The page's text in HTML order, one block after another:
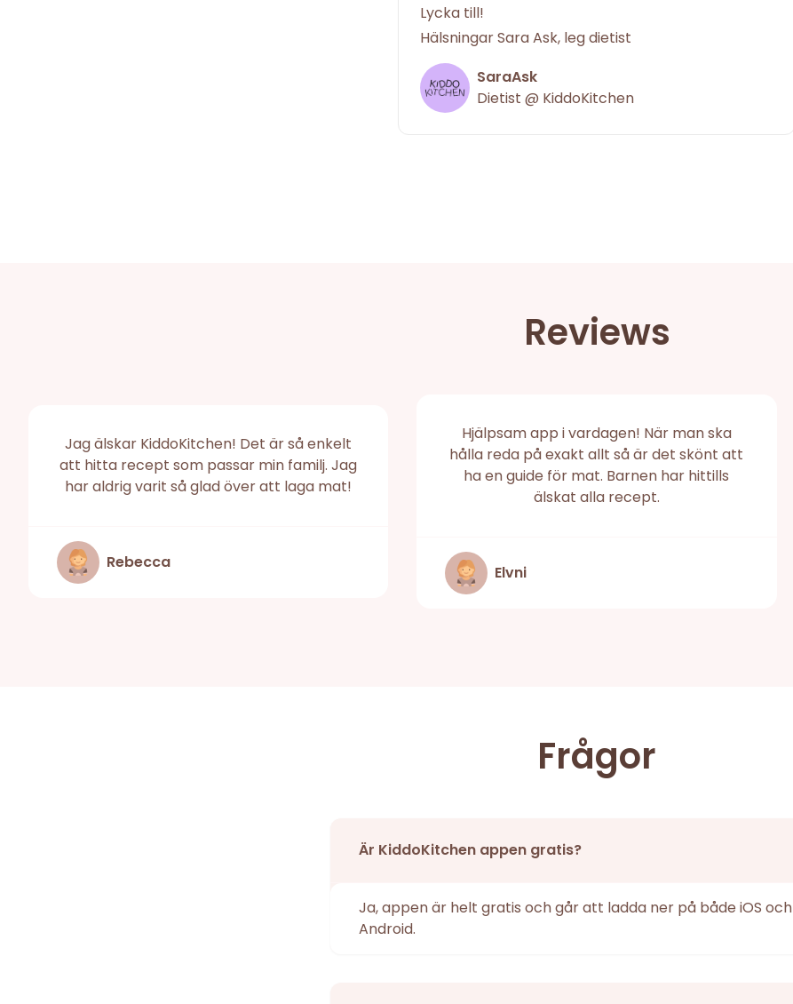
Lycka till!
Hälsningar Sara Ask, leg dietist
SaraAsk
Dietist @ KiddoKitchen
Reviews
Jag älskar KiddoKitchen! Det är så enkelt
att hitta recept som passar min familj. Jag
har aldrig varit så glad över att laga mat!
Rebecca
Hjälpsam app i vardagen! När man ska
hålla reda på exakt allt så är det skönt att
ha en guide för mat. Barnen har hittills
älskat alla recept.
Elvni
Frågor
Är KiddoKitchen appen gratis?
Ja, appen är helt gratis och går att ladda ner på både iOS och
Android.